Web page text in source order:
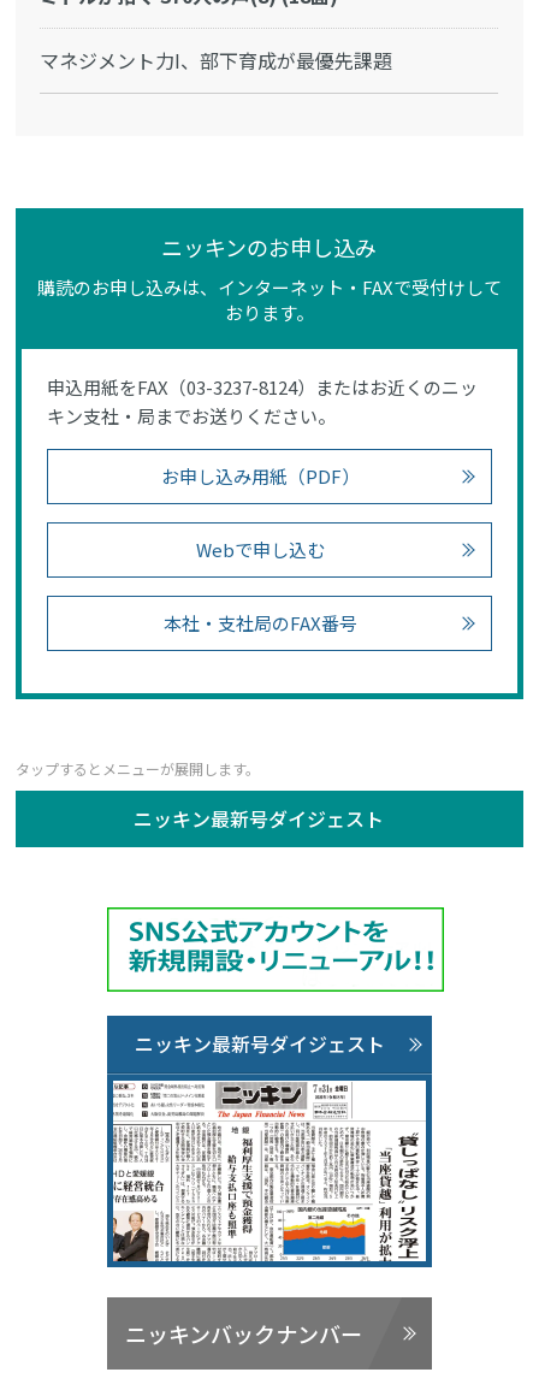
マネジメント力I、部下育成が最優先課題
ニッキンのお申し込み
購読のお申し込みは、インターネット・FAXで受付けして
おります。
申込用紙をFAX（03-3237-8124）またはお近くのニッ
キン支社・局までお送りください。
お申し込み用紙（PDF）
Webで申し込む
本社・支社局のFAX番号
ニッキン最新号ダイジェスト
ニッキン最新号ダイジェスト
ニッキンバックナンバー